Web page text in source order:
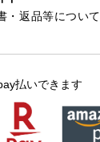
・返品等について
払いできます